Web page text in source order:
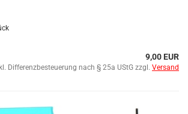
9,00 EUR
Differenzbesteuerung nach § 25a UStG zzgl. Versand